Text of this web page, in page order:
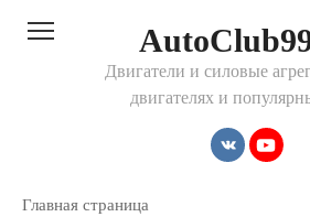
Двигатели и силовые
двигателях и
Главная страница